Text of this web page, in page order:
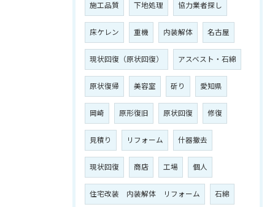
施工品質 下地処理 協力業者探し
床ケレン 重機 内装解体 名古屋
現状回復（原状回復） アスベスト・石綿
原状復帰 美容室 斫り 愛知県
岡崎 原形復旧 原状回復 修復
見積り リフォーム 什器撤去
現状回復 商店 工場 個人
住宅改装 内装解体 リフォーム 石綿